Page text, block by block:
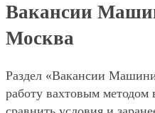
Вакансии
Москва
Раздел «Вакансии
работу вахтовым